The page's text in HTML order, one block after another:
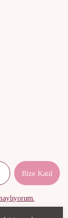
Bize Katıl